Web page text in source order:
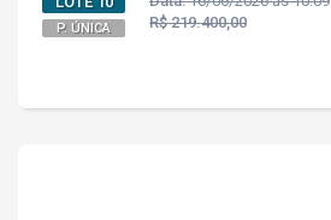
P. ÚNICA
R$ 219.400,00